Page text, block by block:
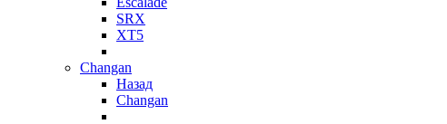
SRX
XT5
Changan
Назад
Changan